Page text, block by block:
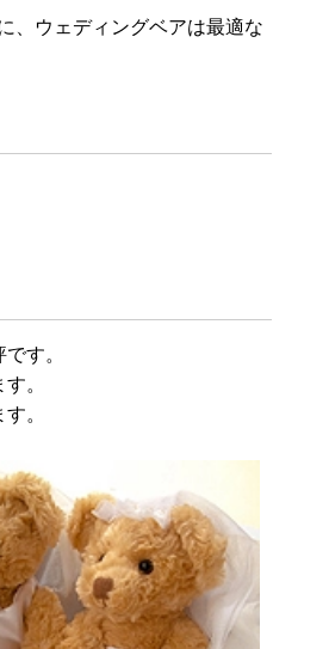
、ウェディングベアは最適な
す。
。
。